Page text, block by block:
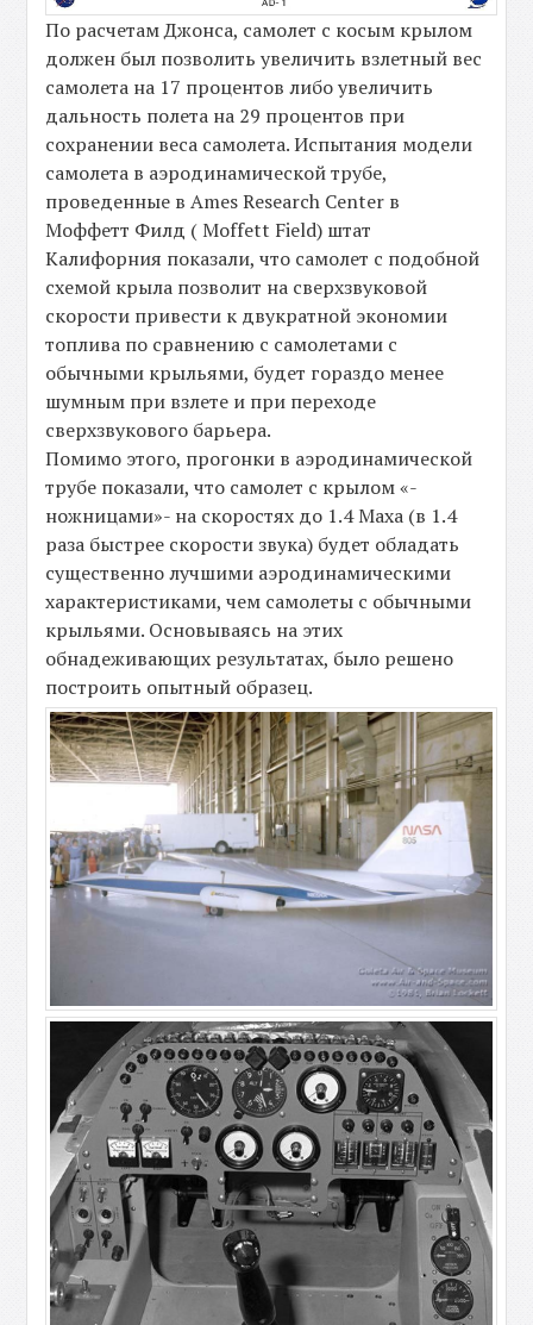
По расчетам Джонса, самолет с косым крылом
должен был позволить увеличить взлетный вес
самолета на 17 процентов либо увеличить
дальность полета на 29 процентов при
сохранении веса самолета. Испытания модели
самолета в аэродинамической трубе,
проведенные в Ames Research Center в
Моффетт Филд ( Moffett Field) штат
Калифорния показали, что самолет с подобной
схемой крыла позволит на сверхзвуковой
скорости привести к двукратной экономии
топлива по сравнению с самолетами с
обычными крыльями, будет гораздо менее
шумным при взлете и при переходе
сверхзвукового барьера.
Помимо этого, прогонки в аэродинамической
трубе показали, что самолет с крылом «-
ножницами»- на скоростях до 1.4 Маха (в 1.4
раза быстрее скорости звука) будет обладать
существенно лучшими аэродинамическими
характеристиками, чем самолеты с обычными
крыльями. Основываясь на этих
обнадеживающих результатах, было решено
построить опытный образец.